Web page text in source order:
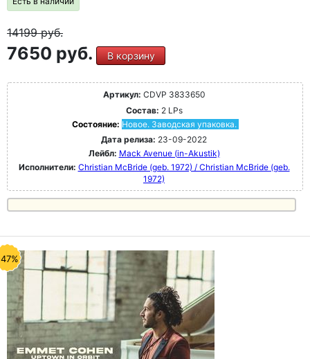
14199руб.
7650 руб. В корзину
Артикул: CDVP 3833650
Состав: 2 LPs
Состояние: Новое. Заводская упаковка.
Дата релиза: 23-09-2022
Лейбл: Mack Avenue (in-Akustik)
Исполнители: Christian McBride (geb. 1972) / Christian McBride (geb.
1972)